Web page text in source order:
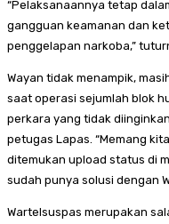
“Pelaksanaannya tetap
gangguan keamanan dan
penggelapan narkoba,”
Wayan tidak menampik,
saat operasi sejumlah blok
perkara yang tidak
petugas Lapas. “Memang
ditemukan upload status di
sudah punya solusi dengan
Wartelsuspas merupakan